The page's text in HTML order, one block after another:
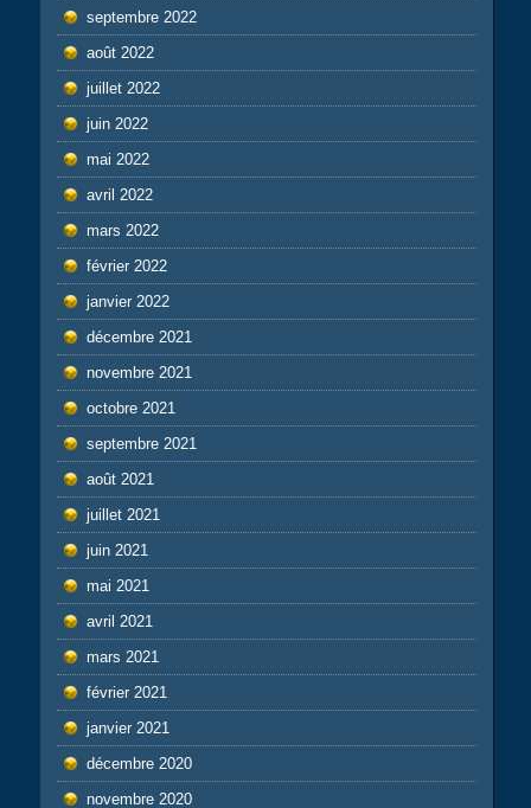
septembre 2022
août 2022
juillet 2022
juin 2022
mai 2022
avril 2022
mars 2022
février 2022
janvier 2022
décembre 2021
novembre 2021
octobre 2021
septembre 2021
août 2021
juillet 2021
juin 2021
mai 2021
avril 2021
mars 2021
février 2021
janvier 2021
décembre 2020
novembre 2020